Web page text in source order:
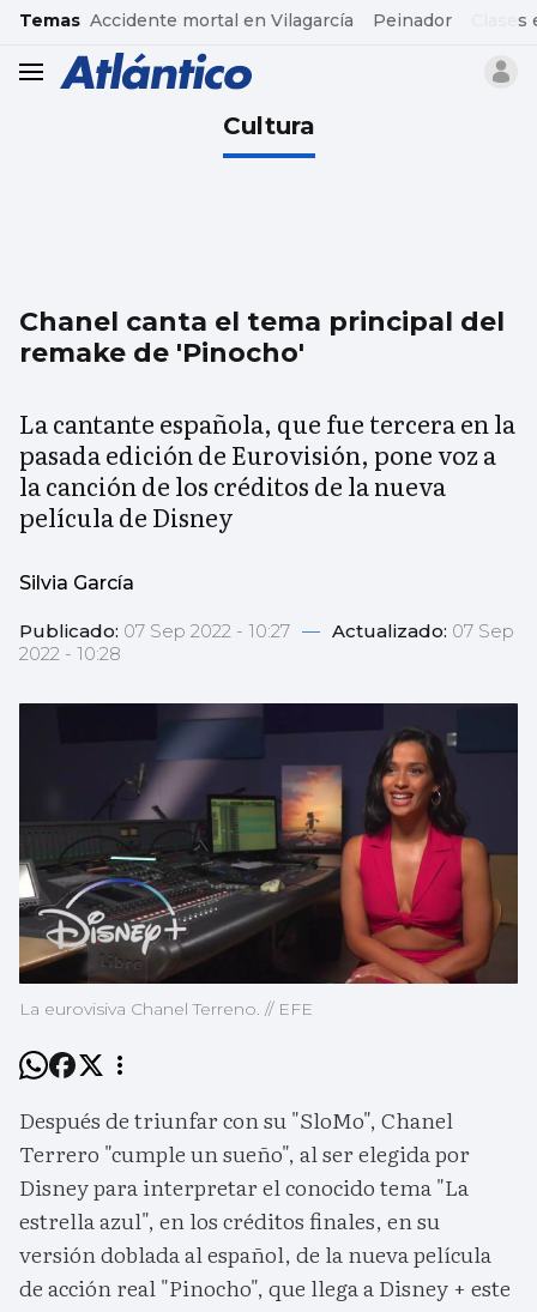
common.go-to-content
Temas Accidente mortal en Vilagarcía Peinador
header.menu.open
Cultura
Chanel canta el tema principal del
remake de 'Pinocho'
La cantante española, que fue tercera en la
pasada edición de Eurovisión, pone voz a
la canción de los créditos de la nueva
película de Disney
Silvia García
Publicado: 07 Sep 2022 - 10:27 — Actualizado: 07 Sep
2022 - 10:28
La eurovisiva Chanel Terreno. // EFE
Después de triunfar con su "SloMo", Chanel
Terrero "cumple un sueño", al ser elegida por
Disney para interpretar el conocido tema "La
estrella azul", en los créditos finales, en su
versión doblada al español, de la nueva película
de acción real "Pinocho", que llega a Disney + este